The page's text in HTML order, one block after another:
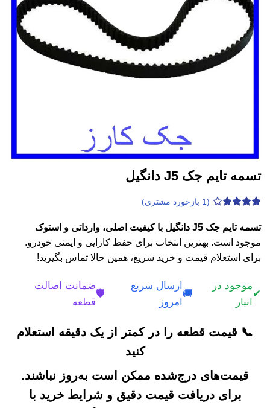
تسمه تایم جک J5 دانگیل
3.8
از 5
امتیازدهی
مشتری
(
1 بازخورد مشتری)
تسمه تایم جک J5 دانگیل با کیفیت اصلی، وارداتی و استوک
موجود است. بهترین انتخاب برای حفظ کارایی و ایمنی خودرو.
برای استعلام قیمت و خرید سریع، همین حالا تماس بگیرید!
✔
موجود در
انبار
🚚
ارسال سریع
امروز
🛡️
ضمانت اصالت
قطعه
📞 قیمت قطعه را در کمتر از یک دقیقه استعلام
کنید
قیمت‌های درج‌شده ممکن است به‌روز نباشند.
برای دریافت قیمت دقیق و شرایط خرید با